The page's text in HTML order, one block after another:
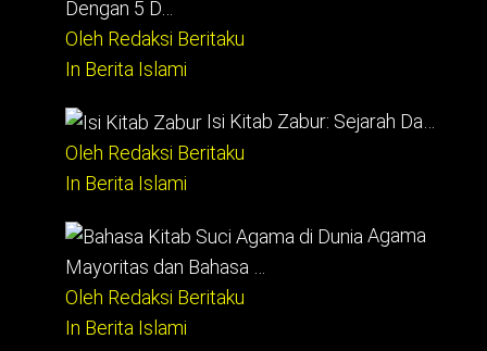
Dengan 5 D…
Oleh Redaksi Beritaku
In Berita Islami
Isi Kitab Zabur: Sejarah Da…
Oleh Redaksi Beritaku
In Berita Islami
Agama
Mayoritas dan Bahasa …
Oleh Redaksi Beritaku
In Berita Islami